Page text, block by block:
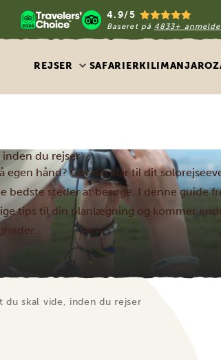
4.9/5
Baseret på 4833+
REJSER SAFARIERKILIMANJARO
inden du rejser
egen hånd? Gør dig klar til dit
bedste steder at besøge. I denne guide
tips til din planlægning og kommer
du skal vide, inden du rejser